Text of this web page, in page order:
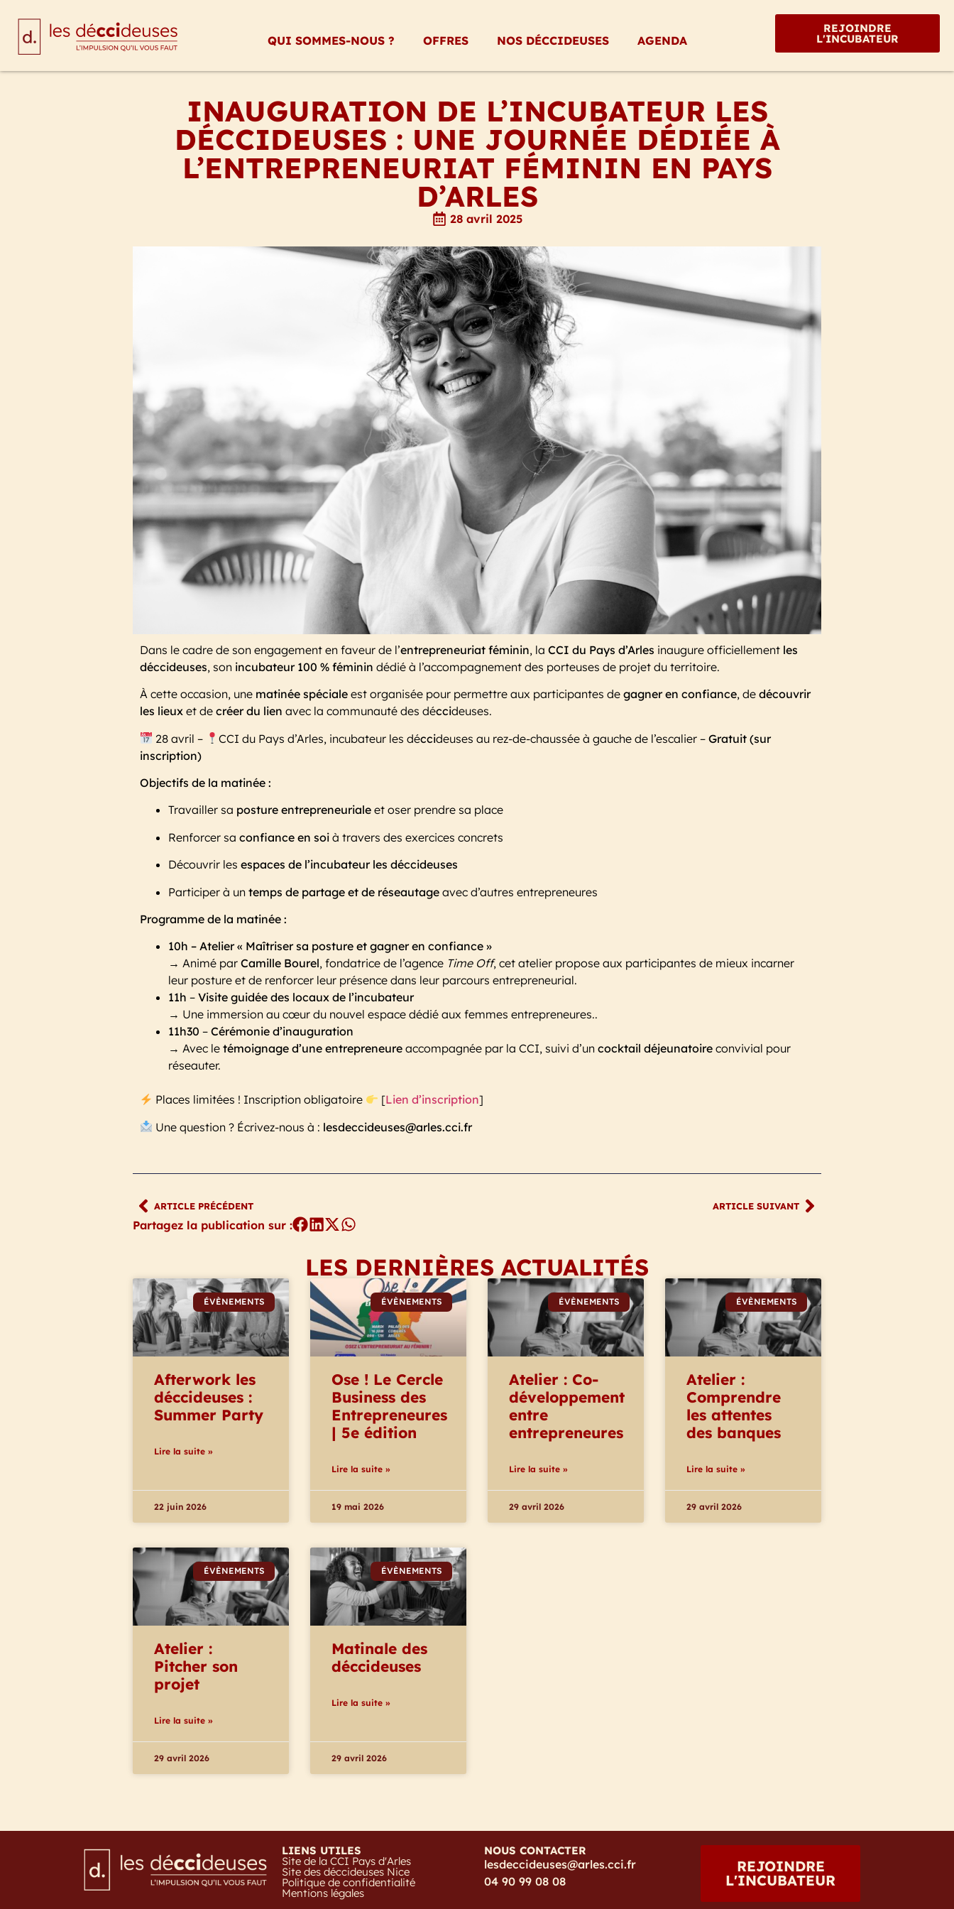
QUI SOMMES-NOUS ? OFFRES NOS DÉCCIDEUSES AGENDA
REJOINDRE
L'INCUBATEUR
INAUGURATION DE L’INCUBATEUR LES
DÉCCIDEUSES : UNE JOURNÉE DÉDIÉE À
L’ENTREPRENEURIAT FÉMININ EN PAYS
D’ARLES
28 avril 2025
Dans le cadre de son engagement en faveur de l’entrepreneuriat féminin, la CCI du Pays d’Arles inaugure officiellement les
déccideuses, son incubateur 100 % féminin dédié à l’accompagnement des porteuses de projet du territoire.
À cette occasion, une matinée spéciale est organisée pour permettre aux participantes de gagner en confiance, de découvrir
les lieux et de créer du lien avec la communauté des déccideuses.
28 avril –
CCI du Pays d’Arles, incubateur les déccideuses au rez-de-chaussée à gauche de l’escalier –Gratuit (sur
inscription)
Objectifs de la matinée :
Travailler sa posture entrepreneuriale et oser prendre sa place
Renforcer sa confiance en soi à travers des exercices concrets
Découvrir les espaces de l’incubateur les déccideuses
Participer à un temps de partage et de réseautage avec d’autres entrepreneures
Programme de la matinée :
10h – Atelier « Maîtriser sa posture et gagner en confiance »
→ Animé par Camille Bourel, fondatrice de l’agence Time Off, cet atelier propose aux participantes de mieux incarner
leur posture et de renforcer leur présence dans leur parcours entrepreneurial.
11h – Visite guidée des locaux de l’incubateur
→ Une immersion au cœur du nouvel espace dédié aux femmes entrepreneures..
11h30 – Cérémonie d’inauguration
→ Avec le témoignage d’une entrepreneure accompagnée par la CCI, suivi d’un cocktail déjeunatoire convivial pour
réseauter.
Places limitées ! Inscription obligatoire [Lien d’inscription]
Une question ? Écrivez-nous à : lesdeccideuses@arles.cci.fr
ARTICLE PRÉCÉDENT ARTICLE SUIVANT
Partagez la publication sur :
LES DERNIÈRES ACTUALITÉS
ÉVÈNEMENTS
Afterwork les
déccideuses :
Summer Party
Lire la suite »
22 juin 2026
ÉVÈNEMENTS
Ose ! Le Cercle
Business des
Entrepreneures
| 5e édition
Lire la suite »
19 mai 2026
ÉVÈNEMENTS
Atelier : Co-
développement
entre
entrepreneures
Lire la suite »
29 avril 2026
ÉVÈNEMENTS
Atelier :
Comprendre
les attentes
des banques
Lire la suite »
29 avril 2026
ÉVÈNEMENTS
Atelier :
Pitcher son
projet
Lire la suite »
29 avril 2026
ÉVÈNEMENTS
Matinale des
déccideuses
Lire la suite »
29 avril 2026
LIENS UTILES
Site de la CCI Pays d'Arles
Site des déccideuses Nice
Politique de confidentialité
Mentions légales
NOUS CONTACTER
lesdeccideuses@arles.cci.fr
04 90 99 08 08
REJOINDRE
L'INCUBATEUR